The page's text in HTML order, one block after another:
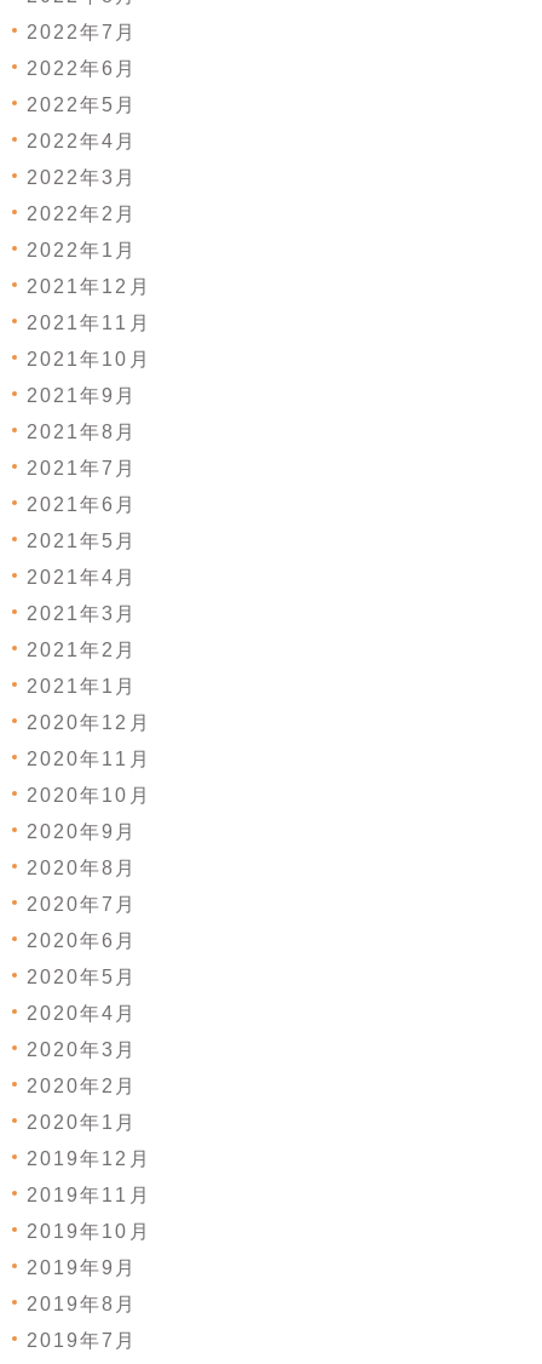
2022年7月
2022年6月
2022年5月
2022年4月
2022年3月
2022年2月
2022年1月
2021年12月
2021年11月
2021年10月
2021年9月
2021年8月
2021年7月
2021年6月
2021年5月
2021年4月
2021年3月
2021年2月
2021年1月
2020年12月
2020年11月
2020年10月
2020年9月
2020年8月
2020年7月
2020年6月
2020年5月
2020年4月
2020年3月
2020年2月
2020年1月
2019年12月
2019年11月
2019年10月
2019年9月
2019年8月
2019年7月